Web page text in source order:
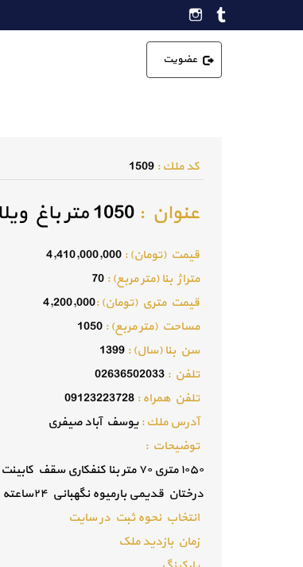
عضویت
كد ملك : 1509
عنوان : 1050 متر باغ ویلا استخر دار شهریار
قيمت (تومان) : 4,410,000,000
متراژ بنا (متر مربع) : 70
قيمت متري (تومان) :4,200,000
مساحت (متر مربع) : 1050
سن بنا (سال) : 1399
تلفن : 02636502033
تلفن همراه : 09123223728
آدرس ملك :یوسف آباد صیفری
توضيحات :
۱۰۵۰ متری ۷۰ متر بنا کنفکاری
درختان قدیمی بارمیوه نگهباني ۲۴ساعته خیابان اسفالت قیمت ۴۲۰۰
انتخاب نحوه ثبت در سایت
زمان بازدید ملک